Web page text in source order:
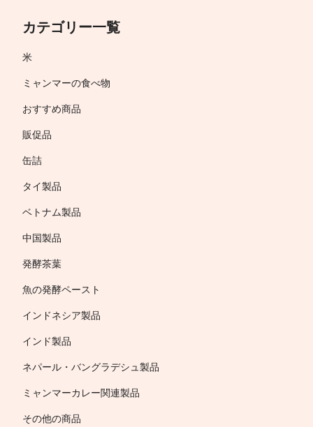
カテゴリー一覧
米
ミャンマーの食べ物
おすすめ商品
販促品
缶詰
タイ製品
ベトナム製品
中国製品
発酵茶葉
魚の発酵ペースト
インドネシア製品
インド製品
ネパール・バングラデシュ製品
ミャンマーカレー関連製品
その他の商品